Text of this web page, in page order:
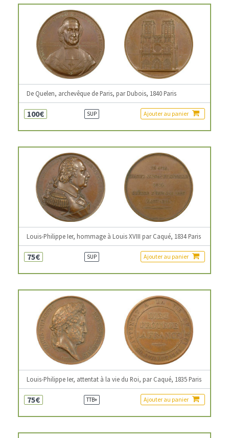
De Quelen, archevêque de Paris, par Dubois, 1840 Paris
100€ SUP Ajouter au panier
Louis-Philippe Ier, hommage à Louis XVIII par Caqué, 1834 Paris
75€ SUP Ajouter au panier
Louis-Philippe Ier, attentat à la vie du Roi, par Caqué, 1835 Paris
75€ TTB+ Ajouter au panier